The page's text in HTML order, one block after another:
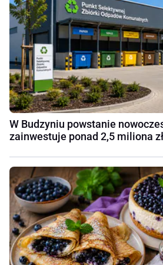
W Budzyniu powstanie
zainwestuje ponad 2,5 miliona